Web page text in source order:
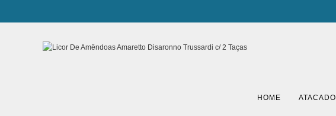
HOME ATACADO